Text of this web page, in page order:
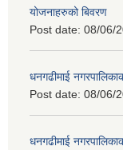
योजनाहरुको बिवरण
Post date: 08/06/
धनगढीमाई
Post date: 08/06/
धनगढीमाई